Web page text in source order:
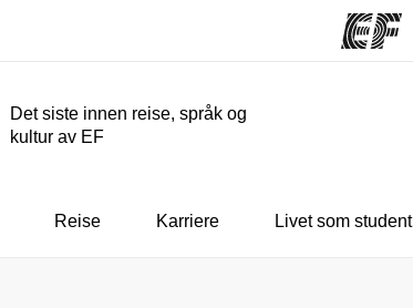
Programmer
Det siste innen reise, språk og
kultur av EF
Reise Karriere Livet som student